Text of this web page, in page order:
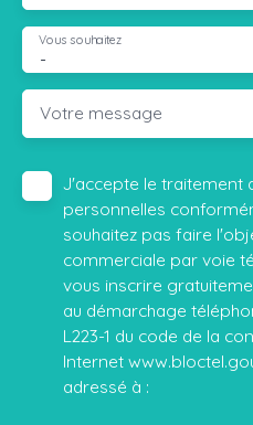
-
Vous souhaitez
Votre message
J'accepte le traitement
personnelles
souhaitez pas faire
commerciale par voie
vous inscrire
au démarchage
L223-1 du code de la
Internet
adressé à :